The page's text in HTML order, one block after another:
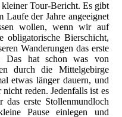
Tour-Bericht. Es gibt
Laufe der Jahre angeeignet
wollen, wenn wir auf
obligatorische Bierschicht,
Wanderungen das erste
Das hat schon was von
durch die Mittelgebirge
etwas länger dauern, und
reden. Jedenfalls ist es
erste Stollenmundloch
Pause einlegen und